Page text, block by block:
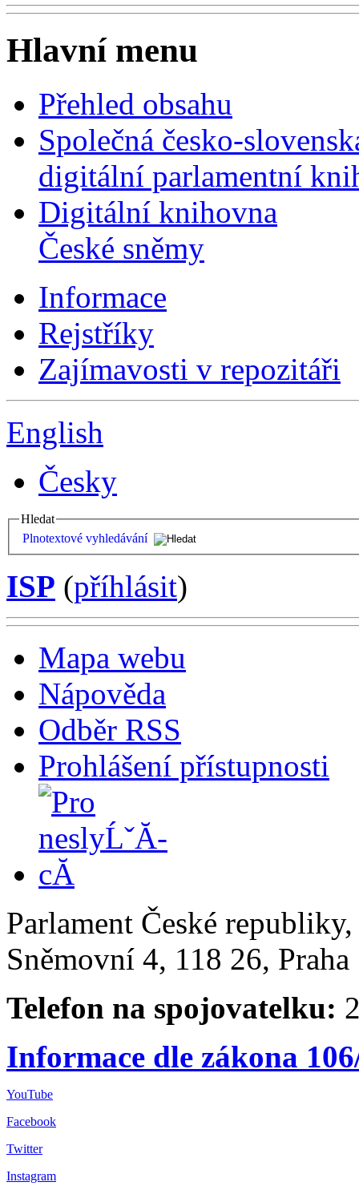
Hlavní menu
Přehled obsahu
Společná česko-
digitální parlamentní
Digitální knihovna
České sněmy
Informace
Rejstříky
Zajímavosti v repozitáři
English
Česky
Hledat
Plnotextové vyhledávání
ISP (příhlásit)
Mapa webu
Nápověda
Odběr RSS
Prohlášení přístupnosti
Parlament České
Sněmovní 4, 118 26,
Telefon na spojovatelku:
Informace dle zákona
YouTube
Facebook
Twitter
Instagram